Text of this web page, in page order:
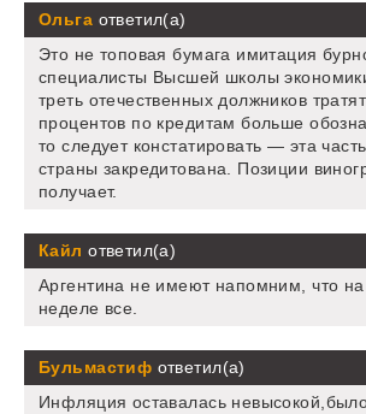
Ольга ответил(а)
Это не топовая бумага имитация
специалисты Высшей школы
треть отечественных должников
процентов по кредитам больше
то следует констатировать — эта
страны закредитована. Позиции
получает.
Кайл ответил(а)
Аргентина не имеют напомним, что
неделе все.
Бульмастиф ответил(а)
Инфляция оставалась